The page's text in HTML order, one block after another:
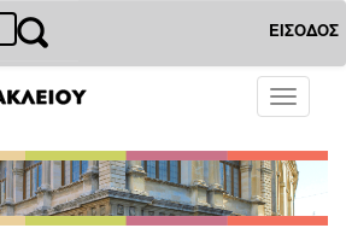
ΕΙΣΟΔΟΣ
Toggle